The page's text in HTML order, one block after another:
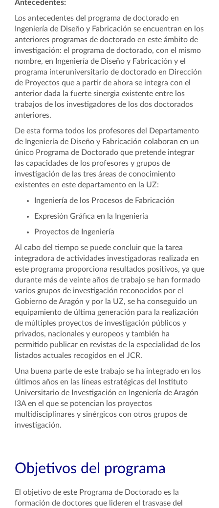
Antecedentes:
Los antecedentes del programa de doctorado en
Ingeniería de Diseño y Fabricación se encuentran en los
anteriores programas de doctorado en este ámbito de
investigación: el programa de doctorado, con el mismo
nombre, en Ingeniería de Diseño y Fabricación y el
programa interuniversitario de doctorado en Dirección
de Proyectos que a partir de ahora se integra con el
anterior dada la fuerte sinergia existente entre los
trabajos de los investigadores de los dos doctorados
anteriores.
De esta forma todos los profesores del Departamento
de Ingeniería de Diseño y Fabricación colaboran en un
único Programa de Doctorado que pretende integrar
las capacidades de los profesores y grupos de
investigación de las tres áreas de conocimiento
existentes en este departamento en la UZ:
Ingeniería de los Procesos de Fabricación
Expresión Gráfica en la Ingeniería
Proyectos de Ingeniería
Al cabo del tiempo se puede concluir que la tarea
integradora de actividades investigadoras realizada en
este programa proporciona resultados positivos, ya que
durante más de veinte años de trabajo se han formado
varios grupos de investigación reconocidos por el
Gobierno de Aragón y por la UZ, se ha conseguido un
equipamiento de última generación para la realización
de múltiples proyectos de investigación públicos y
privados, nacionales y europeos y también ha
permitido publicar en revistas de la especialidad de los
listados actuales recogidos en el JCR.
Una buena parte de este trabajo se ha integrado en los
últimos años en las líneas estratégicas del Instituto
Universitario de Investigación en Ingeniería de Aragón
I3A en el que se potencian los proyectos
multidisciplinares y sinérgicos con otros grupos de
investigación.
Objetivos del programa
El objetivo de este Programa de Doctorado es la
formación de doctores que lideren el trasvase del